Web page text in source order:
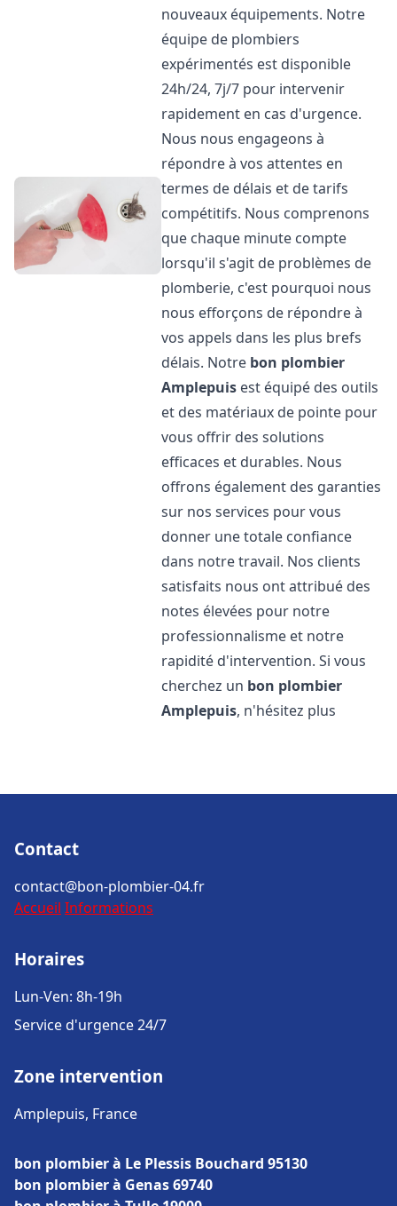
nouveaux équipements. Notre
équipe de plombiers
expérimentés est disponible
24h/24, 7j/7 pour intervenir
rapidement en cas d'urgence.
Nous nous engageons à
répondre à vos attentes en
termes de délais et de tarifs
compétitifs. Nous comprenons
que chaque minute compte
lorsqu'il s'agit de problèmes de
plomberie, c'est pourquoi nous
nous efforçons de répondre à
vos appels dans les plus brefs
délais. Notre bon plombier
Amplepuis est équipé des outils
et des matériaux de pointe pour
vous offrir des solutions
efficaces et durables. Nous
offrons également des garanties
sur nos services pour vous
donner une totale confiance
dans notre travail. Nos clients
satisfaits nous ont attribué des
notes élevées pour notre
professionnalisme et notre
rapidité d'intervention. Si vous
cherchez un bon plombier
Amplepuis, n'hésitez plus
Contact
contact@bon-plombier-04.fr
Accueil Informations
Horaires
Lun-Ven: 8h-19h
Service d'urgence 24/7
Zone intervention
Amplepuis, France
bon plombier à Le Plessis Bouchard 95130
bon plombier à Genas 69740